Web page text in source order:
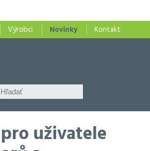
Výrobci Novinky Kontakt
uživatele